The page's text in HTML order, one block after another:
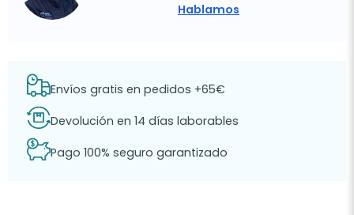
Hablamos
Envíos gratis en pedidos +65€
Devolución en 14 días laborables
Pago 100% seguro garantizado